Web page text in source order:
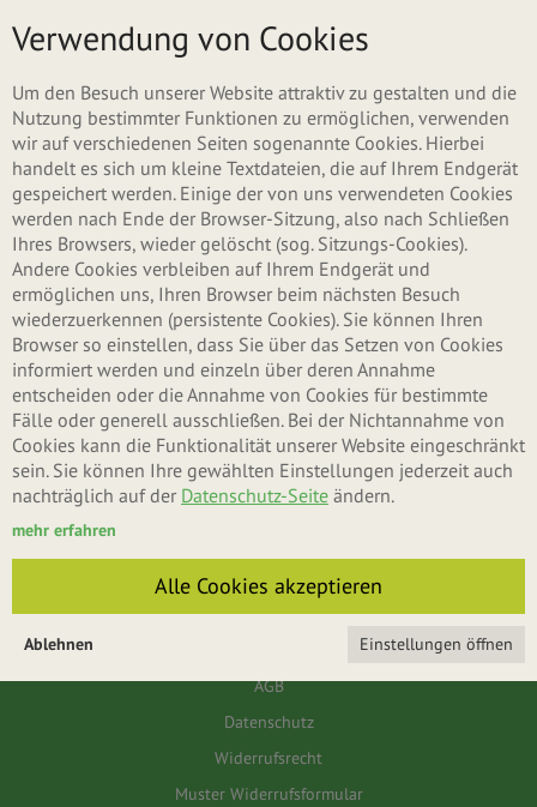
Menü
Haupt-Reiter
Neues Benutzerkonto erstellen
Anmelden(aktiver Reiter)
Neues Passwort anfordern
Benutzername oder E-Mail-Adresse*
Sie können sich mit Ihrem Benutzernamen oder Ihrer E-Mail-Adresse anmelden.
Passwort*
Für das Passwort muss die Groß-/Kleinschreibung beachtet werden.
AGB
Datenschutz
Widerrufsrecht
Muster Widerrufsformular
Verwendung von Cookies
Um den Besuch unserer Website attraktiv zu gestalten und die
Nutzung bestimmter Funktionen zu ermöglichen, verwenden
wir auf verschiedenen Seiten sogenannte Cookies. Hierbei
handelt es sich um kleine Textdateien, die auf Ihrem Endgerät
gespeichert werden. Einige der von uns verwendeten Cookies
werden nach Ende der Browser-Sitzung, also nach Schließen
Ihres Browsers, wieder gelöscht (sog. Sitzungs-Cookies).
Andere Cookies verbleiben auf Ihrem Endgerät und
ermöglichen uns, Ihren Browser beim nächsten Besuch
wiederzuerkennen (persistente Cookies). Sie können Ihren
Browser so einstellen, dass Sie über das Setzen von Cookies
informiert werden und einzeln über deren Annahme
entscheiden oder die Annahme von Cookies für bestimmte
Fälle oder generell ausschließen. Bei der Nichtannahme von
Cookies kann die Funktionalität unserer Website eingeschränkt
sein. Sie können Ihre gewählten Einstellungen jederzeit auch
nachträglich auf der Datenschutz-Seite ändern.
mehr erfahren
Alle Cookies akzeptieren
Einstellungen öffnen
Ablehnen